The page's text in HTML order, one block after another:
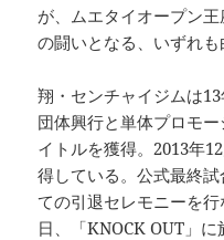
が、ムエタイオープン
の闘いとなる、いずれも
翔・センチャイジムは
団体興行と単体プロモ
イトルを獲得。2013年
得している。公式最終
ての引退セレモニーを
日、「KNOCK OUT」